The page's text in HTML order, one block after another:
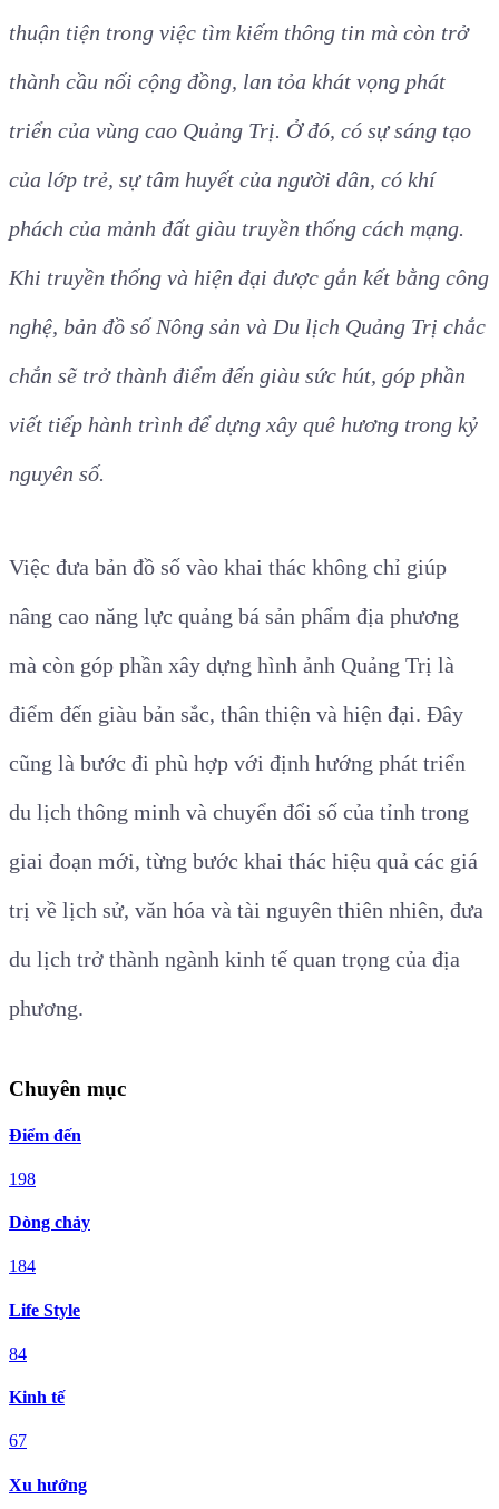
thuận tiện trong việc tìm kiếm thông tin mà còn trở
thành cầu nối cộng đồng, lan tỏa khát vọng phát
triển của vùng cao Quảng Trị. Ở đó, có sự sáng tạo
của lớp trẻ, sự tâm huyết của người dân, có khí
phách của mảnh đất giàu truyền thống cách mạng.
Khi truyền thống và hiện đại được gắn kết bằng công
nghệ, bản đồ số Nông sản và Du lịch Quảng Trị chắc
chắn sẽ trở thành điểm đến giàu sức hút, góp phần
viết tiếp hành trình để dựng xây quê hương trong kỷ
nguyên số.
Việc đưa bản đồ số vào khai thác không chỉ giúp
nâng cao năng lực quảng bá sản phẩm địa phương
mà còn góp phần xây dựng hình ảnh Quảng Trị là
điểm đến giàu bản sắc, thân thiện và hiện đại. Đây
cũng là bước đi phù hợp với định hướng phát triển
du lịch thông minh và chuyển đổi số của tỉnh trong
giai đoạn mới, từng bước khai thác hiệu quả các giá
trị về lịch sử, văn hóa và tài nguyên thiên nhiên, đưa
du lịch trở thành ngành kinh tế quan trọng của địa
phương.
Chuyên mục
Điểm đến
198
Dòng chảy
184
Life Style
84
Kinh tế
67
Xu hướng